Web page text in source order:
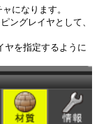
になります。
ングレイヤとして、
ヤを指定するように